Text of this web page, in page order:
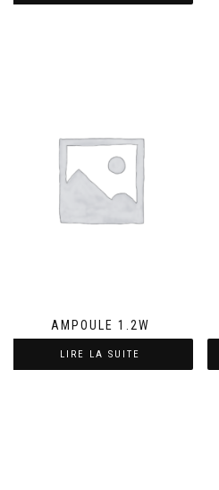
AMPOULE 1.2W
LIRE LA SUITE